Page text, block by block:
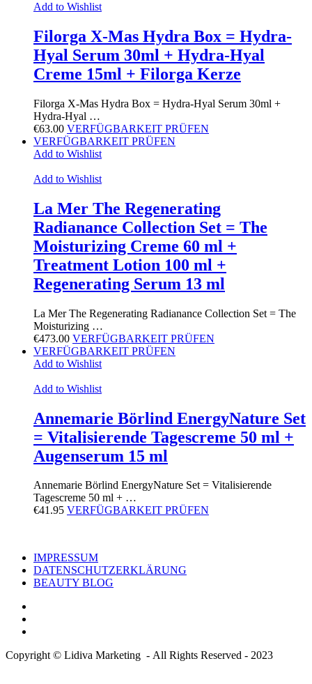
Add to Wishlist
Filorga X-Mas Hydra Box = Hydra-
Hyal Serum 30ml + Hydra-Hyal
Creme 15ml + Filorga Kerze
Filorga X-Mas Hydra Box = Hydra-Hyal Serum 30ml +
Hydra-Hyal …
€63.00 VERFÜGBARKEIT PRÜFEN
VERFÜGBARKEIT PRÜFEN
Add to Wishlist
Add to Wishlist
La Mer The Regenerating
Radianance Collection Set = The
Moisturizing Creme 60 ml +
Treatment Lotion 100 ml +
Regenerating Serum 13 ml
La Mer The Regenerating Radianance Collection Set = The
Moisturizing …
€473.00 VERFÜGBARKEIT PRÜFEN
VERFÜGBARKEIT PRÜFEN
Add to Wishlist
Add to Wishlist
Annemarie Börlind EnergyNature Set
= Vitalisierende Tagescreme 50 ml +
Augenserum 15 ml
Annemarie Börlind EnergyNature Set = Vitalisierende
Tagescreme 50 ml + …
€41.95 VERFÜGBARKEIT PRÜFEN
IMPRESSUM
DATENSCHUTZERKLÄRUNG
BEAUTY BLOG
Copyright © Lidiva Marketing - All Rights Reserved - 2023